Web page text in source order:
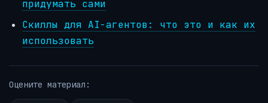
придумать сами
Скиллы для AI-агентов: что это и как их
использовать
Оцените материал: